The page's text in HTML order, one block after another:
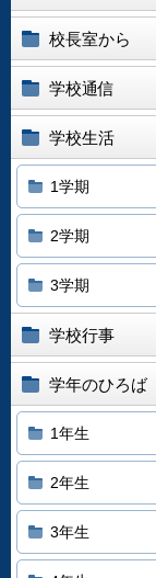
校長室から
学校通信
学校生活
1学期
2学期
3学期
学校行事
学年のひろば
1年生
2年生
3年生